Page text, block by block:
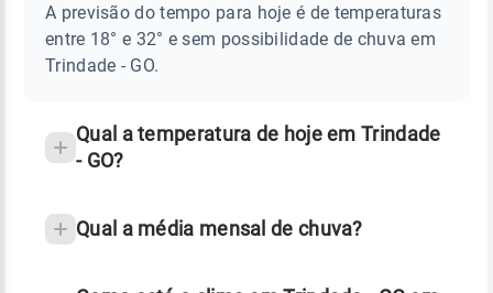
TRINDADE
sobre
chuva
A previsão do tempo para hoje é de temperaturas
entre 18° e 32° e sem possibilidade de chuva em
Trindade - GO.
Qual a temperatura de hoje em Trindade
- GO?
Qual a média mensal de chuva?